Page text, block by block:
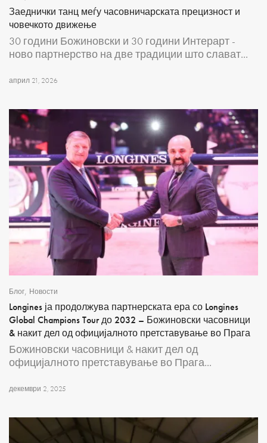
Заеднички танц меѓу часовничарската прецизност и
човечкото движење
30 години Божиновски и 30 години Интерарт -
ново партнерство на две традиции што слават...
април 21, 2026
Блог, Новости
Longines ја продолжува партнерската ера со Longines
Global Champions Tour до 2032 – Божиновски часовници
& накит дел од официјалното претставување во Прага
Божиновски часовници & накит дел од
официјалното претставување во Прага...
декември 2, 2025